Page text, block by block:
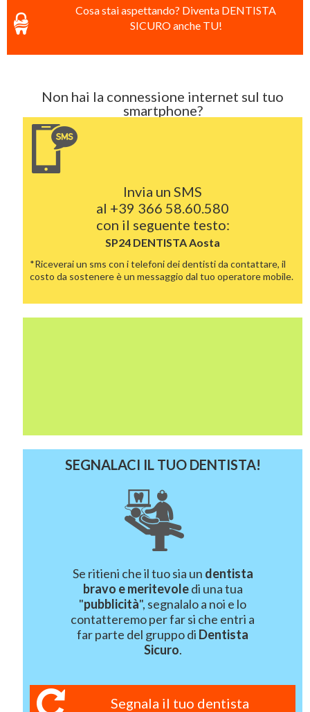
Cosa stai aspettando? Diventa DENTISTA
SICURO anche TU!
Non hai la connessione internet sul tuo
smartphone?
Invia un SMS
al +39 366 58.60.580
con il seguente testo:
SP24 DENTISTAAosta
*Riceverai un sms con i telefoni dei dentisti da contattare, il
costo da sostenere è un messaggio dal tuo operatore mobile.
SEGNALACI IL TUO DENTISTA!
Se ritieni che il tuo sia un dentista
bravo e meritevoledi una tua
"pubblicità", segnalalo a noi e lo
contatteremo per far si che entri a
far parte del gruppo di Dentista
Sicuro.
Segnala il tuo dentista